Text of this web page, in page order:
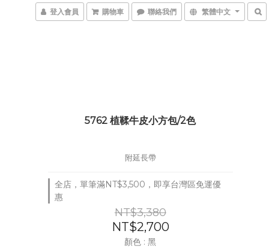
登入會員 購物車 聯絡我們 繁體中文
5762 植鞣牛皮小方包/2色
附延長帶
全店，單筆滿NT$3,500，即享台灣區免運優
惠
NT$3,380
NT$2,700
顏色 : 黑